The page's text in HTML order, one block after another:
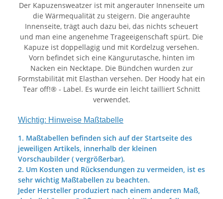
Der Kapuzensweatzer ist mit angerauter Innenseite um
die Wärmequalität zu steigern. Die angerauhte
Innenseite, trägt auch dazu bei, das nichts scheuert
und man eine angenehme Trageeigenschaft spürt. Die
Kapuze ist doppellagig und mit Kordelzug versehen.
Vorn befindet sich eine Kängurutasche, hinten im
Nacken ein Necktape. Die Bündchen wurden zur
Formstabilität mit Elasthan versehen. Der Hoody hat ein
Tear off!® - Label. Es wurde ein leicht tailliert Schnitt
verwendet.
Wichtig: Hinweise Maßtabelle
1. Maßtabellen befinden sich auf der Startseite des
jeweiligen Artikels, innerhalb der kleinen
Vorschaubilder ( vergrößerbar).
2. Um Kosten und Rücksendungen zu vermeiden, ist es
sehr wichtig Maßtabellen zu beachten.
Jeder Hersteller produziert nach einem anderen Maß,